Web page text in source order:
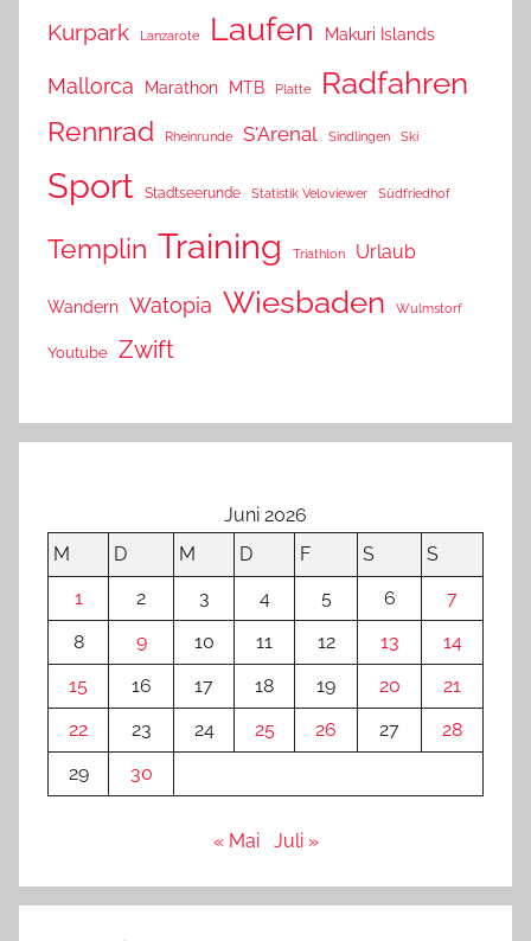
Kurpark Lanzarote Laufen Makuri Islands
Mallorca Marathon MTB Platte Radfahren
Rennrad Rheinrunde S'Arenal Sindlingen Ski
Sport Stadtseerunde Statistik Veloviewer Südfriedhof
Templin Training Triathlon Urlaub
Wandern Watopia Wiesbaden Wulmstorf
Youtube Zwift
Juni 2026
M
D M D F S
S
1
2 3 4 5 6
7
8
9 10 11 12 13
14
15
16 17 18 19 20
21
22
23 24 25 26 27
28
29
30
« Mai Juli »